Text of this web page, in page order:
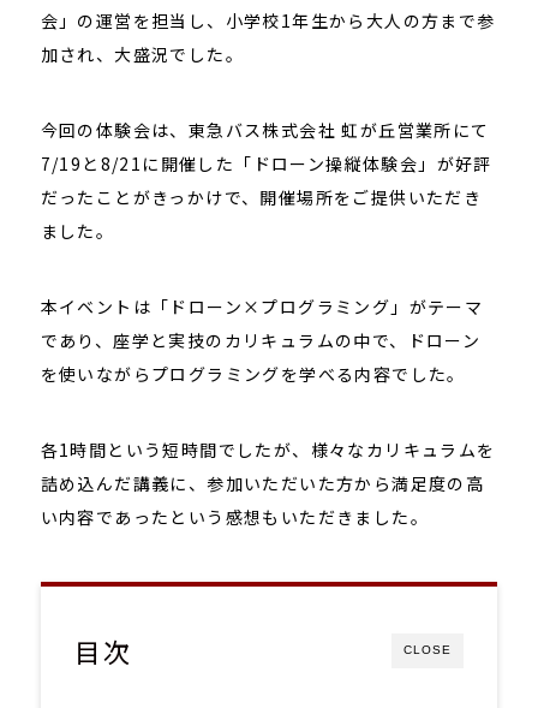
会」の運営を担当し、小学校1年生から大人の方まで参
加され、大盛況でした。
今回の体験会は、東急バス株式会社 虹が丘営業所にて
7/19と8/21に開催した「ドローン操縦体験会」が好評
だったことがきっかけで、開催場所をご提供いただき
ました。
本イベントは「ドローン×プログラミング」がテーマ
であり、座学と実技のカリキュラムの中で、ドローン
を使いながらプログラミングを学べる内容でした。
各1時間という短時間でしたが、様々なカリキュラムを
詰め込んだ講義に、参加いただいた方から満足度の高
い内容であったという感想もいただきました。
CLOSE
目次